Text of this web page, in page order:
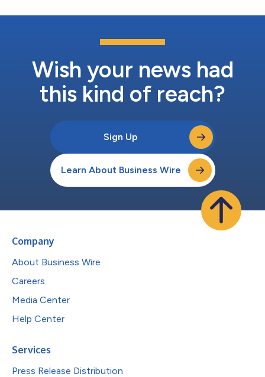
は、現在3年目となった「SPIEカタリスト・アワード」を披露す
関与と教育を強化し、環境上の進歩を促進するプログラムを行う
営利企業を表彰します。 「SPIEフォトニクス・ウェストでは毎
トニクス技術をSPIEプリズム・アワーズで表彰しています」と話
すのは...Wish your news had
this kind of reach?
Sign Up
Learn About Business Wire
Company
About Business Wire
Careers
Media Center
Help Center
Services
Press Release Distribution